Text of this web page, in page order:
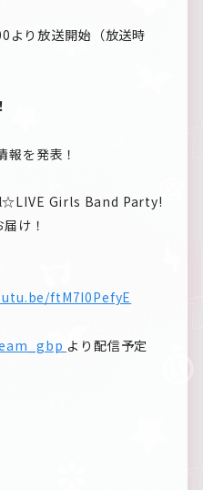
り放送開始（放送時
を発表！
Girls Band Party!
け！
ftM7I0PefyE
より配信予定